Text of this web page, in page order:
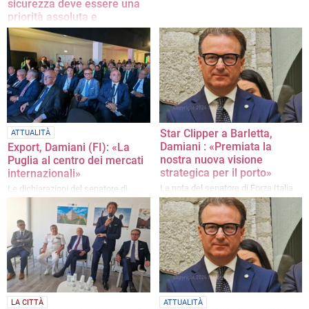
sicurezza deve essere una
priorità assoluta e
incondizionata»
La nota del senatore di Forza Italia
Dario Damiani
ATTUALITÀ
Export, Damiani (FI): «La
Puglia al centro dei mercati
internazionali»
Le dichiarazioni del senatore di
Star Clipper a Barletta,
Damiani : «Premiata la
nostra nuova visione
strategica per il porto»
La nota del senatore di Forza Italia
LA CITTÀ ATTUALITÀ